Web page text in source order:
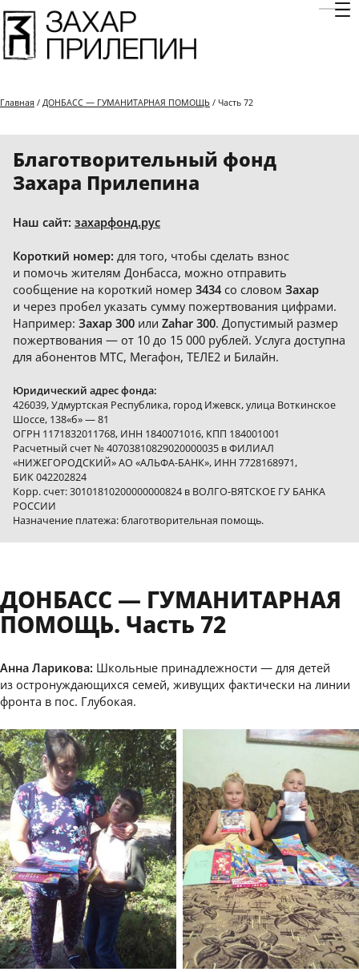
Главная / ДОНБАСС — ГУМАНИТАРНАЯ ПОМОЩЬ / Часть 72
Благотворительный фонд
Захара Прилепина
Наш сайт: захарфонд.рус
Короткий номер: для того, чтобы сделать взнос
и помочь жителям Донбасса, можно отправить
сообщение на короткий номер 3434 со словом Захар
и через пробел указать сумму пожертвования цифрами.
Например: Захар 300 или Zahar 300. Допустимый размер
пожертвования — от 10 до 15 000 рублей. Услуга доступна
для абонентов МТС, Мегафон, ТЕЛЕ2 и Билайн.
Юридический адрес фонда:
426039, Удмуртская Республика, город Ижевск, улица Воткинское
Шоссе, 138«б» — 81
ОГРН 1171832011768, ИНН 1840071016, КПП 184001001
Расчетный счет № 40703810829020000035 в ФИЛИАЛ
«НИЖЕГОРОДСКИЙ» АО «АЛЬФА-БАНК», ИНН 7728168971,
БИК 042202824
Корр. счет: 30101810200000000824 в ВОЛГО-ВЯТСКОЕ ГУ БАНКА
РОССИИ
Назначение платежа: благотворительная помощь.
ДОНБАСС — ГУМАНИТАРНАЯ
ПОМОЩЬ. Часть 72
Анна Ларикова: Школьные принадлежности — для детей
из остронуждающихся семей, живущих фактически на линии
фронта в пос. Глубокая.